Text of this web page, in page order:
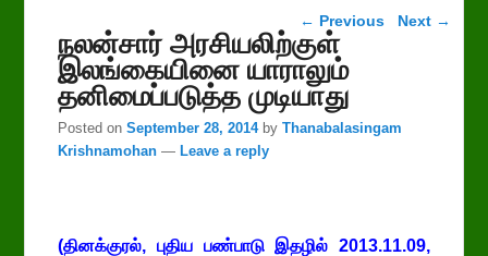
Post navigation
← Previous Next →
நலன்சார் அரசியலிற்குள்
இலங்கையினை யாராலும்
தனிமைப்படுத்த முடியாது
Posted onSeptember 28, 2014 byThanabalasingam
Krishnamohan —Leave a reply
(தினக்குரல், புதிய பண்பாடுஇதழில் 2013.11.09,